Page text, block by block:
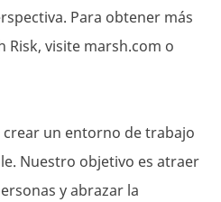
Para obtener más
visite marsh.com o
un entorno de trabajo
Nuestro objetivo es atraer
y abrazar la